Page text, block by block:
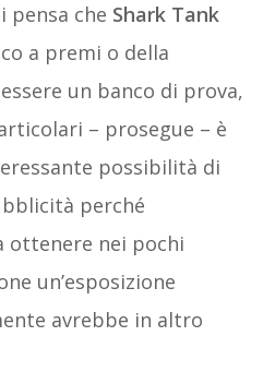
pensa che Shark Tank
a premi o della
un banco di prova,
– prosegue – è
possibilità di
perché
ottenere nei pochi
un’esposizione
avrebbe in altro